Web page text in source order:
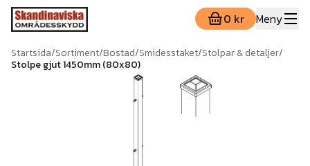
0 kr Meny
Startsida/Sortiment/Bostad/Smidesstaket/Stolpar & detaljer/
Stolpe gjut 1450mm (80x80)